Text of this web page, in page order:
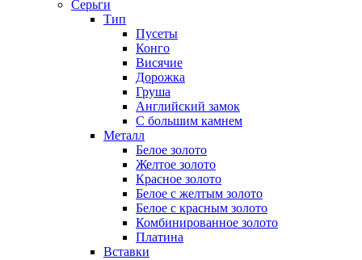
Серьги
Тип
Пусеты
Конго
Висячие
Дорожка
Груша
Английский замок
С большим камнем
Металл
Белое золото
Желтое золото
Красное золото
Белое с желтым золото
Белое с красным золото
Комбинированное золото
Платина
Вставки